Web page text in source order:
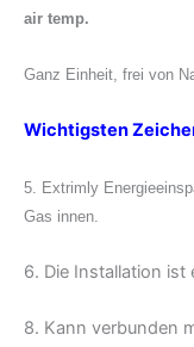
air temp.
Ganz Einheit, frei von
Wichtigsten
5. Extrimly
Gas innen.
6. Die Installation ist
8. Kann verbunden